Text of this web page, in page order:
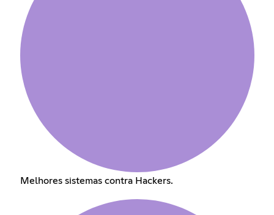
Melhores sistemas contra Hackers.